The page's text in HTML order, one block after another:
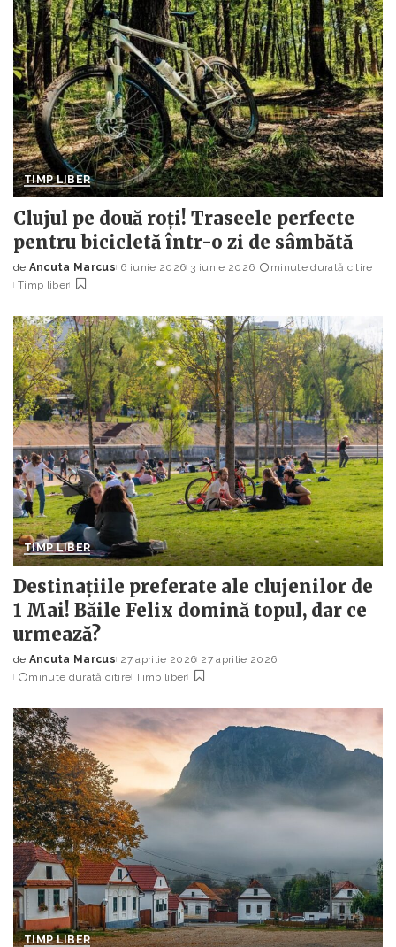
TIMP LIBER
Clujul pe două roți! Traseele perfecte
pentru bicicletă într-o zi de sâmbătă
Posted
by
de Ancuta Marcus 6 iunie 2026 3 iunie 2026
minute durată citire
Timp liber
TIMP LIBER
Destinațiile preferate ale clujenilor de
1 Mai! Băile Felix domină topul, dar ce
urmează?
Posted
by
de Ancuta Marcus 27 aprilie 2026 27 aprilie 2026
minute durată citire Timp liber
TIMP LIBER